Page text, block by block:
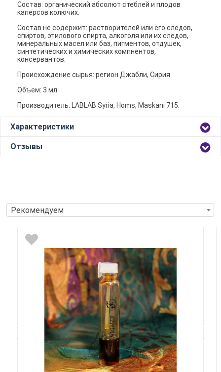
Состав: органический абсолют стеблей и плодов
каперсов колючих.
Состав не содержит: растворителей или его следов,
спиртов, этилового спирта, алкоголя или их следов,
минеральных масел или баз, пигментов, отдушек,
синтетических и химических компнентов,
консервантов.
Происхождение сырья: регион Джабли, Сирия
Объем: 3 мл
Производитель: LABLAB Syria, Homs, Maskani 715.
Характеристики
Отзывы
Рекомендуем